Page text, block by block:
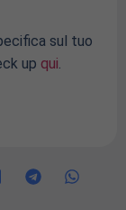
sul tuo
up qui.